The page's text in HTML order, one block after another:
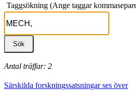
Taggsökning (Ange taggar
Antal träffar: 2
Särskilda forskningssatsningar ses över